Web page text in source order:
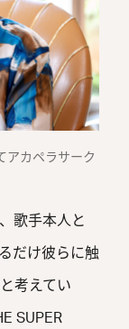
アカペラサーク
歌手本人と
だけ彼らに触
考えてい
SUPER